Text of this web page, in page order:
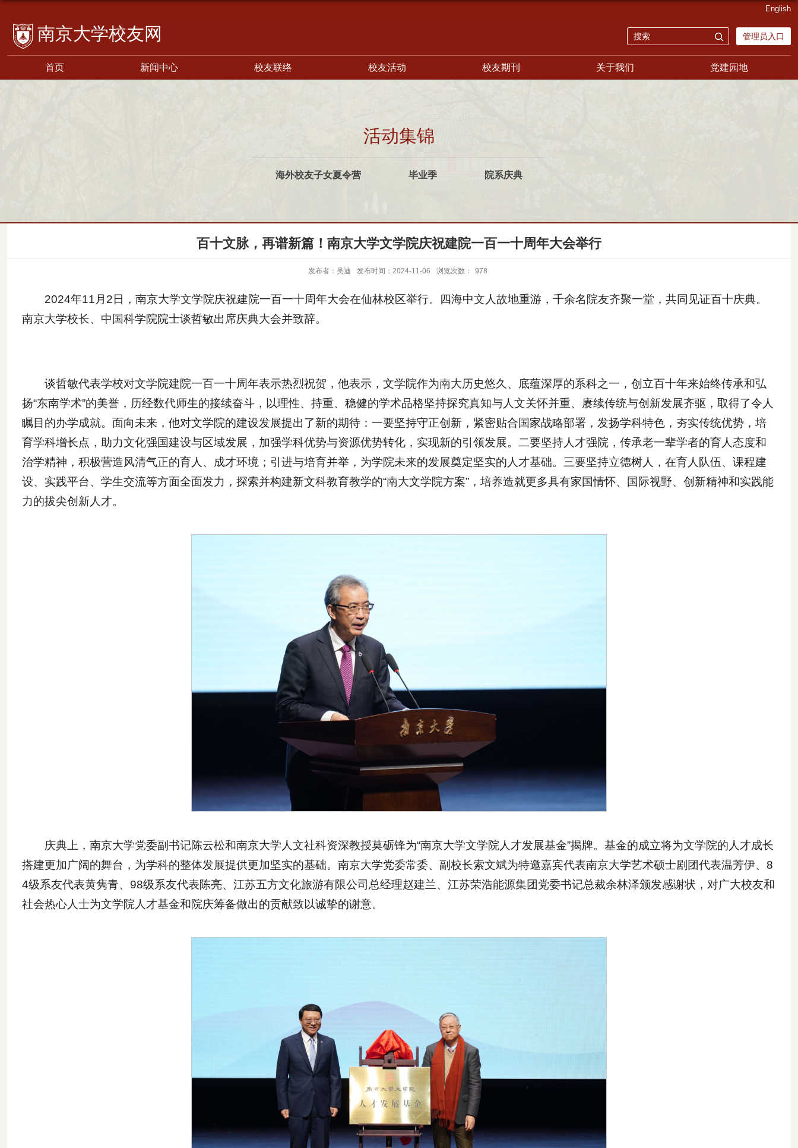
校友网 管理员入口
English
首页 新闻中心 校友联络 校友活动 校友期刊 关于我们 党建园地
活动集锦
海外校友子女夏令营 毕业季 院系庆典
百十文脉，再谱新篇！南京大学文学院庆祝建院一百一十周年大会举行
发布者：吴迪 发布时间：2024-11-06 浏览次数： 978
2024年11月2日，南京大学文学院庆祝建院一百一十周年大会在仙林校区举行。四海中文人故地重游，千余名院友齐聚一堂，共同见证百十庆典。
南京大学校长、中国科学院院士谈哲敏出席庆典大会并致辞。
谈哲敏代表学校对文学院建院一百一十周年表示热烈祝贺，他表示，文学院作为南大历史悠久、底蕴深厚的系科之一，创立百十年来始终传承和弘
扬“东南学术”的美誉，历经数代师生的接续奋斗，以理性、持重、稳健的学术品格坚持探究真知与人文关怀并重、赓续传统与创新发展齐驱，取得了令人
瞩目的办学成就。面向未来，他对文学院的建设发展提出了新的期待：一要坚持守正创新，紧密贴合国家战略部署，发扬学科特色，夯实传统优势，培
育学科增长点，助力文化强国建设与区域发展，加强学科优势与资源优势转化，实现新的引领发展。二要坚持人才强院，传承老一辈学者的育人态度和
治学精神，积极营造风清气正的育人、成才环境；引进与培育并举，为学院未来的发展奠定坚实的人才基础。三要坚持立德树人，在育人队伍、课程建
设、实践平台、学生交流等方面全面发力，探索并构建新文科教育教学的“南大文学院方案”，培养造就更多具有家国情怀、国际视野、创新精神和实践能
力的拔尖创新人才。
庆典上，南京大学党委副书记陈云松和南京大学人文社科资深教授莫砺锋为“南京大学文学院人才发展基金”揭牌。基金的成立将为文学院的人才成长
搭建更加广阔的舞台，为学科的整体发展提供更加坚实的基础。南京大学党委常委、副校长索文斌为特邀嘉宾代表南京大学艺术硕士剧团代表温芳伊、8
4级系友代表黄隽青、98级系友代表陈亮、江苏五方文化旅游有限公司总经理赵建兰、江苏荣浩能源集团党委书记总裁余林泽颁发感谢状，对广大校友和
社会热心人士为文学院人才基金和院庆筹备做出的贡献致以诚挚的谢意。